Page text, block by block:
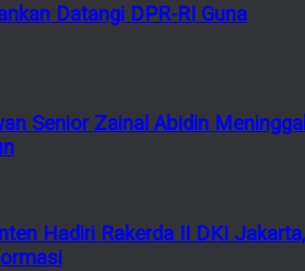
Datangi DPR-RI Guna
Senior Zainal Abidin
Hadiri Rakerda II DKI Jakarta,